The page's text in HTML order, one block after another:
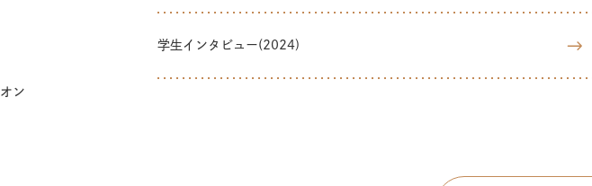
学生インタビュー(2024)
オン